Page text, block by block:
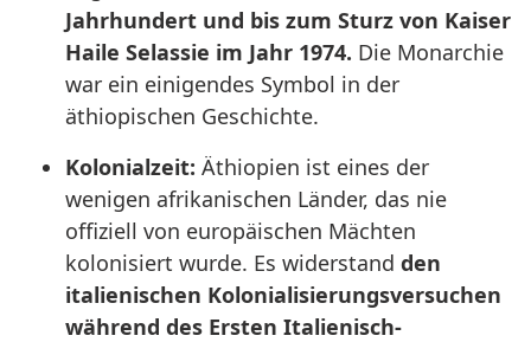
Jahrhundert und bis zum Sturz von Kaiser
Haile Selassie im Jahr 1974. Die Monarchie
war ein einigendes Symbol in der
äthiopischen Geschichte.
Kolonialzeit: Äthiopien ist eines der
wenigen afrikanischen Länder, das nie
offiziell von europäischen Mächten
kolonisiert wurde. Es widerstand den
italienischen Kolonialisierungsversuchen
während des Ersten Italienisch-